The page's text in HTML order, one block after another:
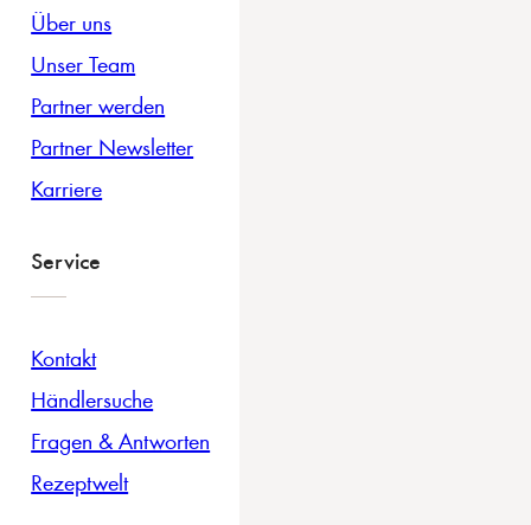
Über uns
Unser Team
Partner werden
Partner Newsletter
Karriere
Service
Kontakt
Händlersuche
Fragen & Antworten
Rezeptwelt